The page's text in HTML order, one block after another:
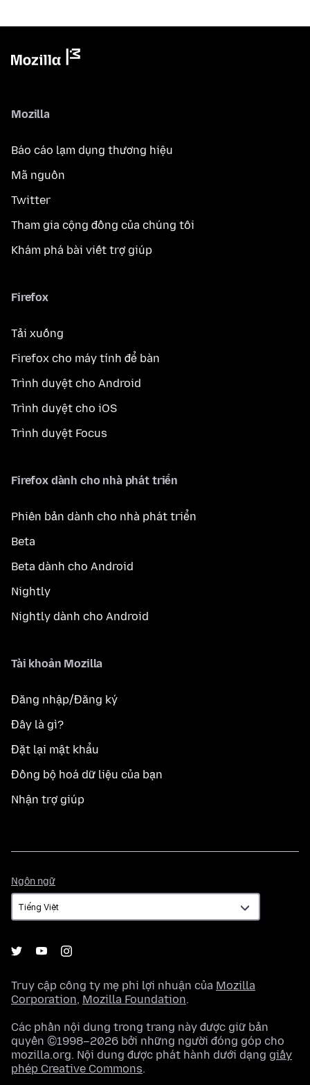
Mozilla
Báo cáo lạm dụng thương hiệu
Mã nguồn
Twitter
Tham gia cộng đồng của chúng tôi
Khám phá bài viết trợ giúp
Firefox
Tải xuống
Firefox cho máy tính để bàn
Trình duyệt cho Android
Trình duyệt cho iOS
Trình duyệt Focus
Firefox dành cho nhà phát triển
Phiên bản dành cho nhà phát triển
Beta
Beta dành cho Android
Nightly
Nightly dành cho Android
Tài khoản Mozilla
Đăng nhập/Đăng ký
Đây là gì?
Đặt lại mật khẩu
Đồng bộ hoá dữ liệu của bạn
Nhận trợ giúp
Ngôn ngữ
ngữ
Truy cập công ty mẹ phi lợi nhuận của Mozilla
Corporation, Mozilla Foundation.
Các phần nội dung trong trang này được giữ bản
quyền ©1998–2026 bởi những người đóng góp cho
mozilla.org. Nội dung được phát hành dưới dạng giấy
phép Creative Commons.